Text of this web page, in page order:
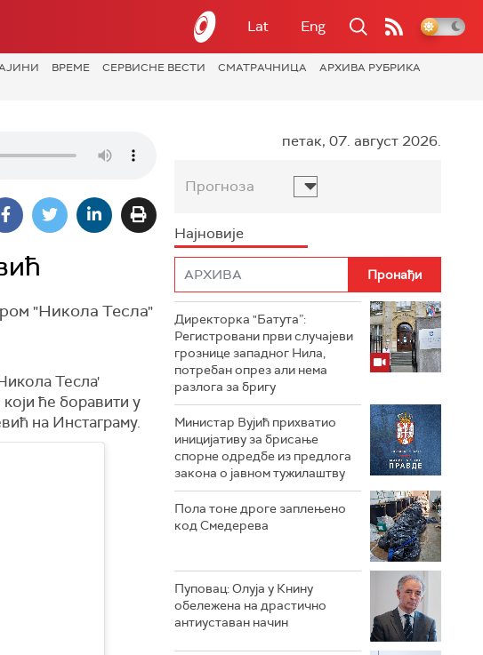
Lat Eng
ВРЕМЕ СЕРВИСНЕ ВЕСТИ СМАТРАЧНИЦА
АРХИВА РУБРИКА
"Никола Тесла"
Тесла'
ће боравити у
на Инстаграму.
петак, 07. август 2026.
Прогноза
Најновије
Директорка "Батута”:
Регистровани први случајеви
грознице западног Нила,
потребан опрез али нема
разлога за бригу
Министар Вујић прихватио
иницијативу за брисање
спорне одредбе из предлога
закона o јавном тужилаштву
Пола тоне дроге заплењено
код Смедерева
Пуповац: Олуја у Книну
обележена на драстично
антиуставан начин